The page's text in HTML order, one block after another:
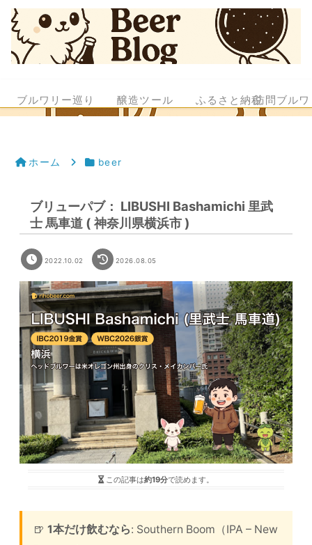
ブルワリー巡り 醸造ツール ふるさと納税訪問ブル
ホーム beer
ブリューパブ： LIBUSHI Bashamichi 里武
士 馬車道 ( 神奈川県横浜市 )
2022.10.02 2026.08.05
この記事は約19分で読めます。
🍺 1本だけ飲むなら: Southern Boom（IPA – New